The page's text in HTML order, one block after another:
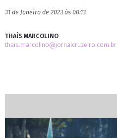
31 de Janeiro de 2023 às 00:13
THAÍS MARCOLINO
thais.marcolino@jornalcruzeiro.com.br